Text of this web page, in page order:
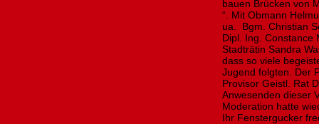
bauen Brücken von
“. Mit Obmann
ua. Bgm. Christian
Dipl. Ing. Constance
Stadträtin Sandra
dass so viele
Jugend folgten. Der
Provisor Geistl. Rat
Anwesenden dieser
Moderation hatte
Ihr Fenstergucker